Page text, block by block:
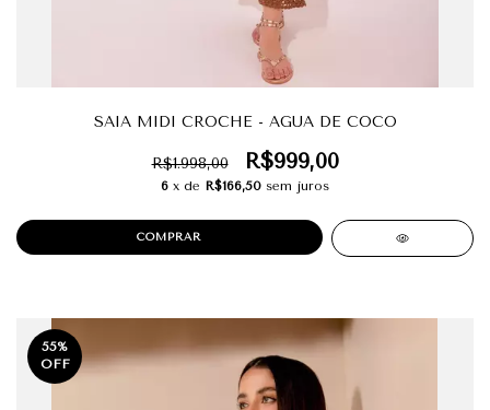
SAIA MIDI CROCHE - AGUA DE COCO
R$1.998,00 R$999,00
6 x de R$166,50 sem juros
COMPRAR
55%
OFF